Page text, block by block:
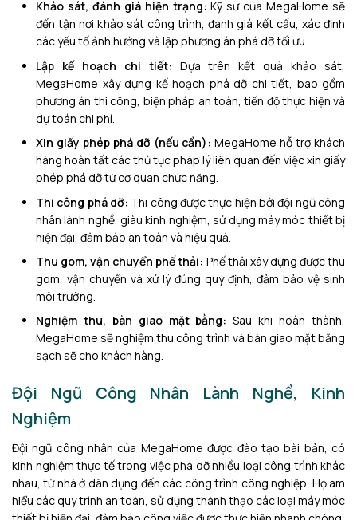
Khảo sát, đánh giá hiện trạng: Kỹ sư của MegaHome sẽ
đến tận nơi khảo sát công trình, đánh giá kết cấu, xác định
các yếu tố ảnh hưởng và lập phương án phá dỡ tối ưu.
Lập kế hoạch chi tiết: Dựa trên kết quả khảo sát,
MegaHome xây dựng kế hoạch phá dỡ chi tiết, bao gồm
phương án thi công, biện pháp an toàn, tiến độ thực hiện và
dự toán chi phí.
Xin giấy phép phá dỡ (nếu cần): MegaHome hỗ trợ khách
hàng hoàn tất các thủ tục pháp lý liên quan đến việc xin giấy
phép phá dỡ từ cơ quan chức năng.
Thi công phá dỡ: Thi công được thực hiện bởi đội ngũ công
nhân lành nghề, giàu kinh nghiệm, sử dụng máy móc thiết bị
hiện đại, đảm bảo an toàn và hiệu quả.
Thu gom, vận chuyển phế thải: Phế thải xây dựng được thu
gom, vận chuyển và xử lý đúng quy định, đảm bảo vệ sinh
môi trường.
Nghiệm thu, bàn giao mặt bằng: Sau khi hoàn thành,
MegaHome sẽ nghiệm thu công trình và bàn giao mặt bằng
sạch sẽ cho khách hàng.
Đội Ngũ Công Nhân Lành Nghề, Kinh
Nghiệm
Đội ngũ công nhân của MegaHome được đào tạo bài bản, có
kinh nghiệm thực tế trong việc phá dỡ nhiều loại công trình khác
nhau, từ nhà ở dân dụng đến các công trình công nghiệp. Họ am
hiểu các quy trình an toàn, sử dụng thành thạo các loại máy móc